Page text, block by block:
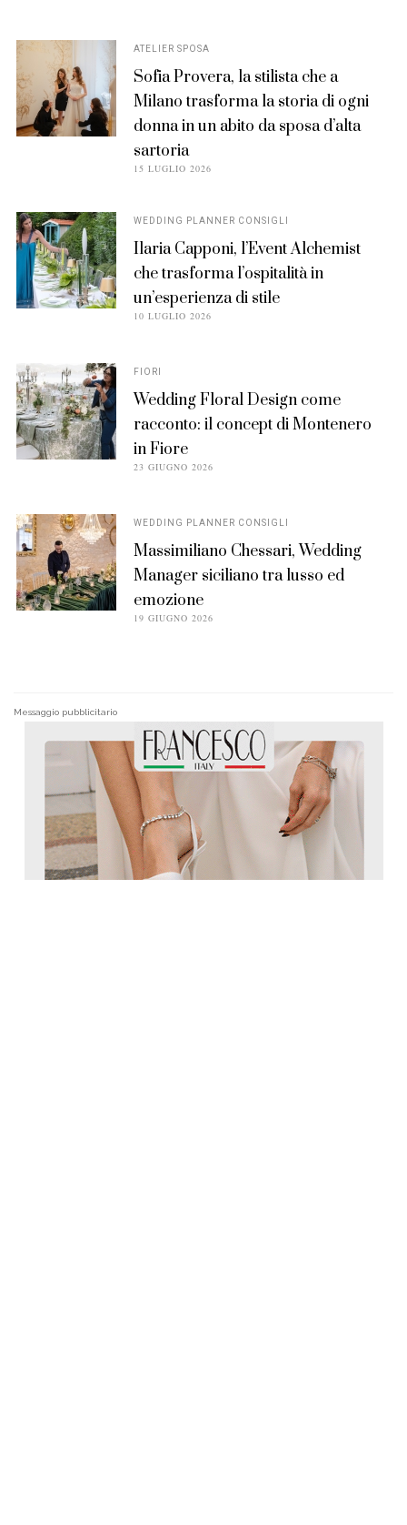
ATELIER SPOSA
Sofia Provera, la stilista che a
Milano trasforma la storia di ogni
donna in un abito da sposa d’alta
sartoria
POSTED
15 LUGLIO 2026
WEDDING PLANNER CONSIGLI
Ilaria Capponi, l’Event Alchemist
che trasforma l’ospitalità in
un’esperienza di stile
POSTED
10 LUGLIO 2026
FIORI
Wedding Floral Design come
racconto: il concept di Montenero
in Fiore
POSTED
23 GIUGNO 2026
WEDDING PLANNER CONSIGLI
Massimiliano Chessari, Wedding
Manager siciliano tra lusso ed
emozione
POSTED
19 GIUGNO 2026
Messaggio pubblicitario